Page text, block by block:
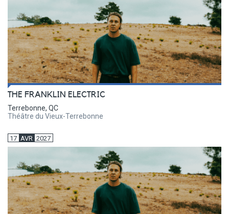
THE FRANKLIN ELECTRIC
Terrebonne, QC
Théâtre du Vieux-Terrebonne
17 AVR 2027